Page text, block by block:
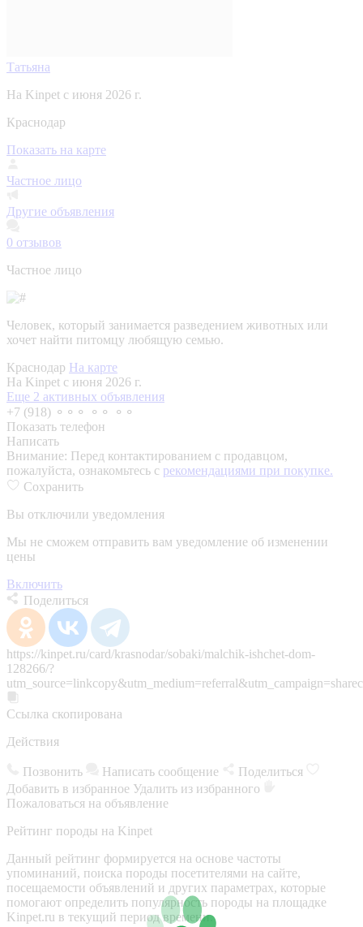
Татьяна
На Kinpet c июня 2026 г.
Краснодар
Показать на карте
Частное лицо
Другие объявления
0 отзывов
Частное лицо
Человек, который занимается разведением животных или
хочет найти питомцу любящую семью.
Краснодар На карте
На Kinpet c июня 2026 г.
Еще 2 активных объявления
+7 (918) ⚬⚬⚬ ⚬⚬ ⚬⚬
Показать телефон
Написать
Внимание: Перед контактированием с продавцом,
пожалуйста, ознакомьтесь с рекомендациями при покупке.
Сохранить
Вы отключили уведомления
Мы не сможем отправить вам уведомление об изменении
цены
Включить
Поделиться
https://kinpet.ru/card/krasnodar/sobaki/malchik-ishchet-dom-
128266/?
Ссылка скопирована
Действия
Позвонить Написать сообщение
Поделиться
Добавить в избранное Удалить из избранного
Пожаловаться на объявление
Рейтинг породы на Kinpet
Данный рейтинг формируется на основе частоты
упоминаний, поиска породы посетителями на сайте,
посещаемости объявлений и других параметрах, которые
помогают определить популярность породы на площадке
Kinpet.ru в текущий период времени.